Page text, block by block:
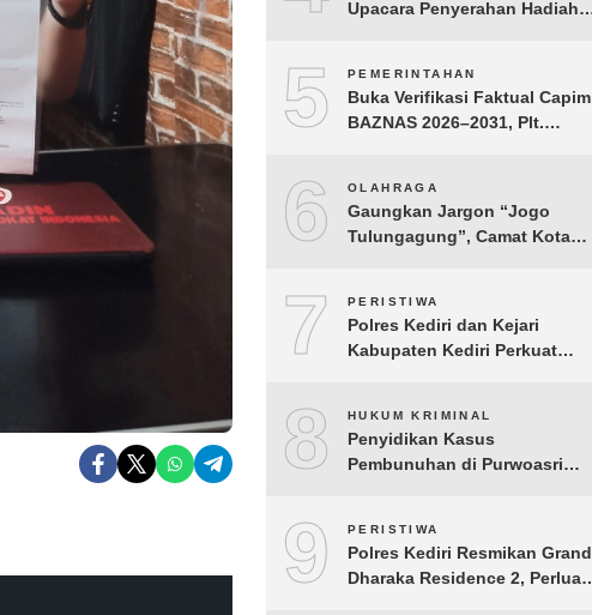
Upacara Penyerahan Hadiah
5 PEMERINTAHAN
Buka Verifikasi Faktual Capim
BAZNAS 2026–2031, Plt.
Transparansi
6 OLAHRAGA
Gaungkan Jargon “Jogo
Tulungagung”, Camat Kota
Tamanan
7 PERISTIWA
Polres Kediri dan Kejari
Kabupaten Kediri Perkuat
8 HUKUM KRIMINAL
Penyidikan Kasus
Pembunuhan di Purwoasri
Adegan
9 PERISTIWA
Polres Kediri Resmikan Grand
Dharaka Residence 2, Perluas